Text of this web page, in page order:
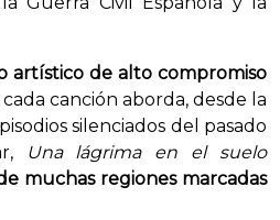
artístico de alto compromiso
canción aborda, desde la
silenciados del pasado
Una lágrima en el suelo
muchas regiones marcadas